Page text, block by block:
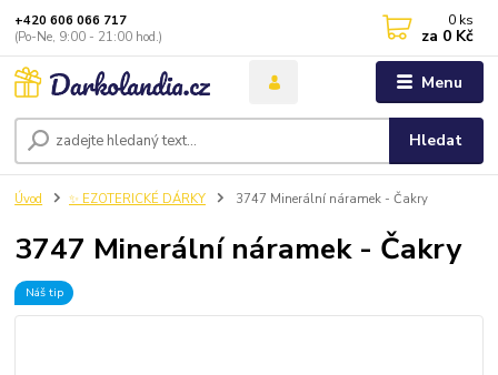
Menu
Hledat
+420 606 066 717
(Po-Ne, 9:00 - 21:00 hod.)
0 ks
za 0 Kč
Úvod ✨ EZOTERICKÉ DÁRKY 3747 Minerální náramek - Čakry
3747 Minerální náramek - Čakry
Náš tip